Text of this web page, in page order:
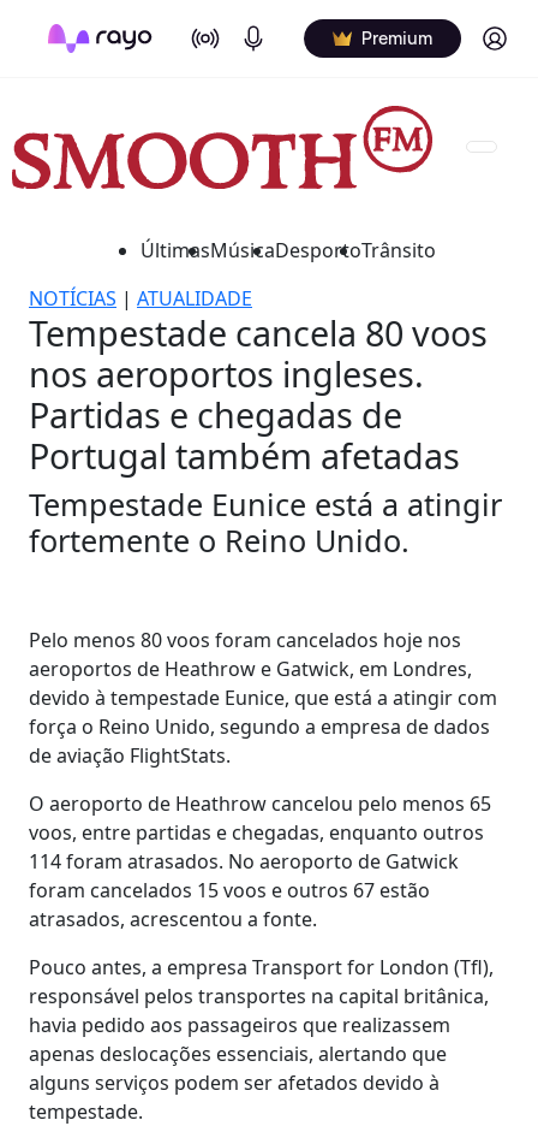
On Air Podcasts Premium Log in
ÚltimasMúsicaDesportoTrânsito
NOTÍCIAS | ATUALIDADE
Tempestade cancela 80 voos
nos aeroportos ingleses.
Partidas e chegadas de
Portugal também afetadas
Tempestade Eunice está a atingir
fortemente o Reino Unido.
Pelo menos 80 voos foram cancelados hoje nos
aeroportos de Heathrow e Gatwick, em Londres,
devido à tempestade Eunice, que está a atingir com
força o Reino Unido, segundo a empresa de dados
de aviação FlightStats.
O aeroporto de Heathrow cancelou pelo menos 65
voos, entre partidas e chegadas, enquanto outros
114 foram atrasados. No aeroporto de Gatwick
foram cancelados 15 voos e outros 67 estão
atrasados, acrescentou a fonte.
Pouco antes, a empresa Transport for London (Tfl),
responsável pelos transportes na capital britânica,
havia pedido aos passageiros que realizassem
apenas deslocações essenciais, alertando que
alguns serviços podem ser afetados devido à
tempestade.